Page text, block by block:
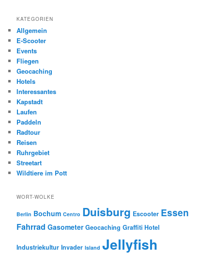
KATEGORIEN
Allgemein
E-Scooter
Events
Fliegen
Geocaching
Hotels
Interessantes
Kapstadt
Laufen
Paddeln
Radtour
Reisen
Ruhrgebiet
Streetart
Wildtiere im Pott
WORT-WOLKE
Berlin Bochum Centro Duisburg Escooter Essen
Fahrrad Gasometer Geocaching Graffiti Hotel
Industriekultur Invader Island Jellyfish